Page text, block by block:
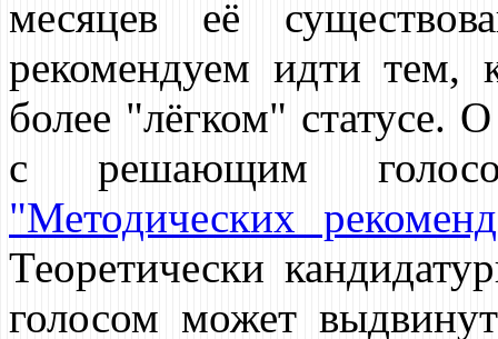
месяцев её
рекомендуем идти
более "лёгком" статусе.
с решающим
"Методических
Теоретически
голосом может